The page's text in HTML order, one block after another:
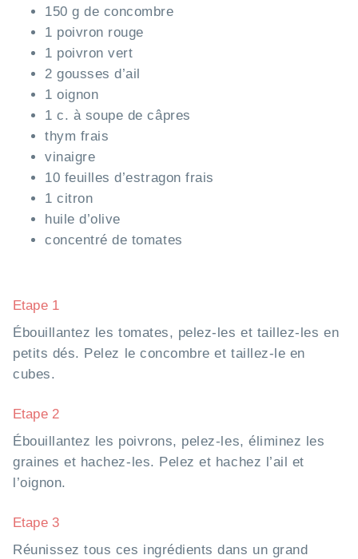
150 g de concombre
1 poivron rouge
1 poivron vert
2 gousses d’ail
1 oignon
1 c. à soupe de câpres
thym frais
vinaigre
10 feuilles d’estragon frais
1 citron
huile d’olive
concentré de tomates
Etape 1
Ébouillantez les tomates, pelez-les et taillez-les en
petits dés. Pelez le concombre et taillez-le en
cubes.
Etape 2
Ébouillantez les poivrons, pelez-les, éliminez les
graines et hachez-les. Pelez et hachez l’ail et
l’oignon.
Etape 3
Réunissez tous ces ingrédients dans un grand